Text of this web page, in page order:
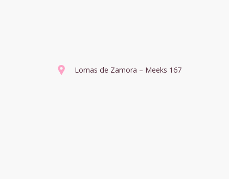
Lomas de Zamora – Meeks 167